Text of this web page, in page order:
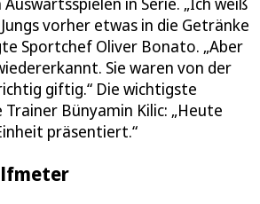
vorher etwas in die Getränke
Sportchef Oliver Bonato. „Aber
Sie waren von der
giftig.“ Die wichtigste
Bünyamin Kilic: „Heute
präsentiert.“